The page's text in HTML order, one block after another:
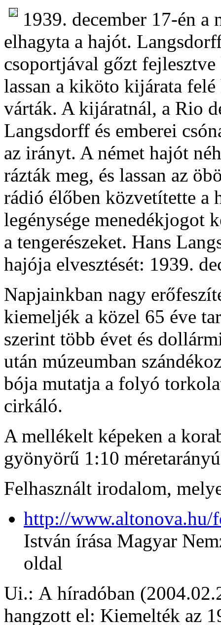
1939. december 17-én a
elhagyta a hajót.
csoportjával gőzt
lassan a kiköto kijárata
várták. A kijáratnál, a Rio
Langsdorff és emberei
az irányt. A német hajót
rázták meg, és lassan az
rádió élőben közvetítette a
legénysége menedékjogot
a tengerészeket. Hans
hajója elvesztését: 1939.
Napjainkban nagy
kiemeljék a közel 65 éve
szerint több évet és
után múzeumban
bója mutatja a folyó
cirkáló.
A mellékelt képeken a
gyönyörű 1:10
Felhasznált irodalom,
http://www.altonova.hu/
István írása Magyar
oldal
Ui.: A híradóban
hangzott el: Kiemelték az